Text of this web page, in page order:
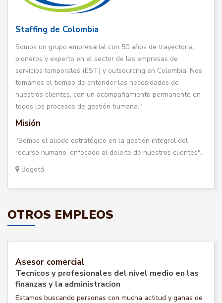
Staffing de Colombia
Somos un grupo empresarial con 50 años de trayectoria,
pioneros y experto en el sector de las empresas de
servicios temporales (EST) y outsourcing en Colombia. Nos
tomamos el tiempo de entender las necesidades de
nuestros clientes, con un acompañamiento permanente en
todos los procesos de gestión humana."
Misión
"Somos el aliado estratégico en la gestión integral del
recurso humano, enfocado al deleite de nuestros clientes".
Bogotá
OTROS EMPLEOS
Asesor comercial
Tecnicos y profesionales del nivel medio en las
finanzas y la administracion
Estamos buscando personas con mucha actitud y ganas de